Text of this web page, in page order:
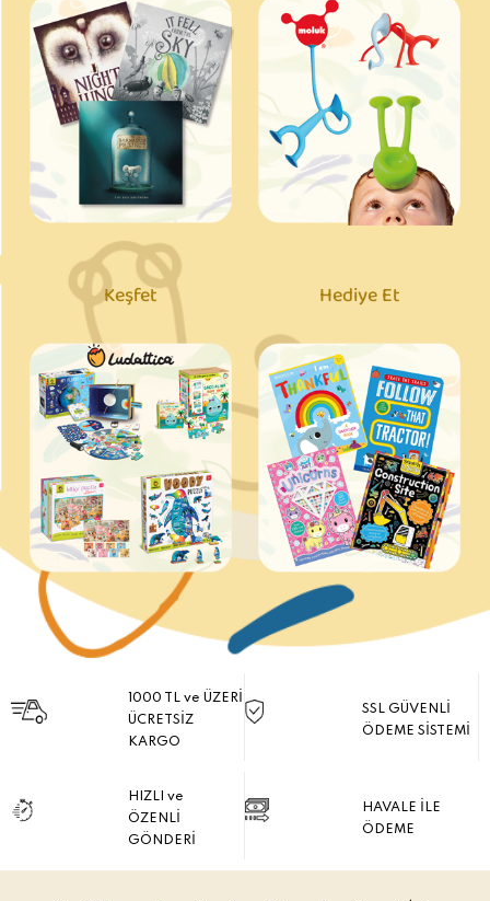
Keşfet Hediye Et
1000 TL ve ÜZERİ
ÜCRETSİZ
KARGO
SSL GÜVENLİ
ÖDEME SİSTEMİ
HIZLI ve
ÖZENLİ
GÖNDERİ
HAVALE İLE
ÖDEME